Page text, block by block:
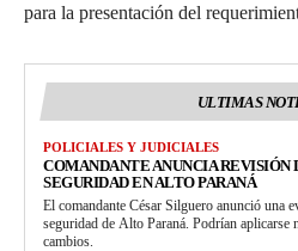
para la presentación del
ULTIMAS
POLICIALES Y JUDICIALES
COMANDANTE ANUNCIA REVISIÓN
SEGURIDAD EN ALTO PARANÁ
El comandante César Silguero anunció una
seguridad de Alto Paraná. Podrían aplicarse
cambios.